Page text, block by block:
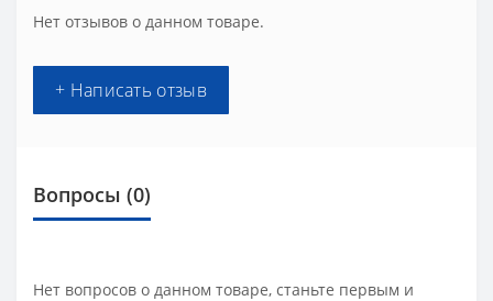
Нет отзывов о данном товаре.
+ Написать отзыв
Вопросы (0)
Нет вопросов о данном товаре, станьте первым и